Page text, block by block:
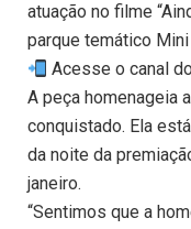
atuação no filme
parque temático Mini
Acesse o canal
A peça homenageia
conquistado. Ela
da noite da
janeiro.
“Sentimos que a